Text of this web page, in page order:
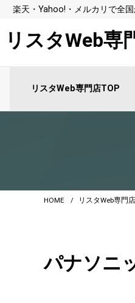
楽天・Yahoo!・メルカリで全
リスタWeb専
リスタWeb専門店TOP
HOME リスタWeb専門店
パナソニ